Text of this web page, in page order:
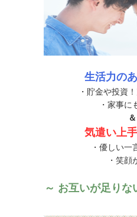
生活力の
・貯金や投資
・家事に
＆
気遣い上
・優しい一
・笑顔
～ お互いが足りな